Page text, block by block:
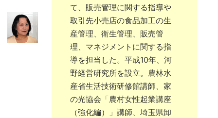
て、販売管理に関する指導や
取引先小売店の食品加工の生
産管理、衛生管理、販売管
理、マネジメントに関する指
導を担当した。平成10年、河
野経営研究所を設立。農林水
産省生活技術研修館講師、家
の光協会「農村女性起業講座
（強化編）」講師、埼玉県卸